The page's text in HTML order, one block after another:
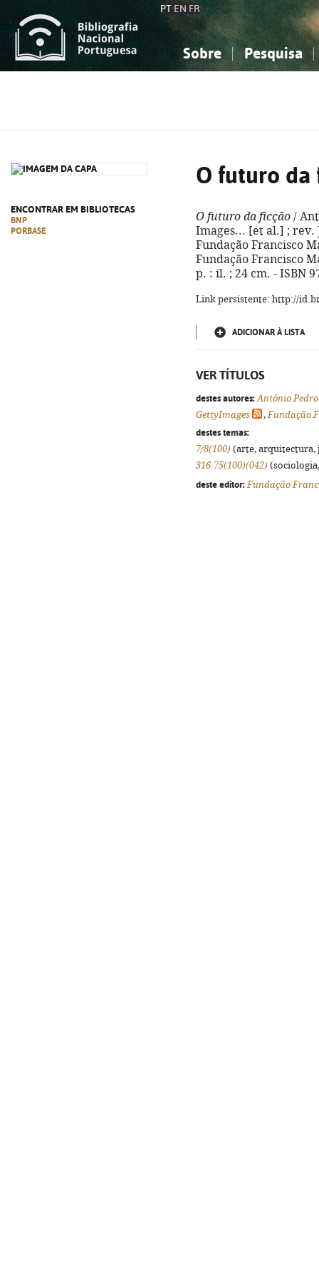
PT EN FR
Sobre Pesquisa
ENCONTRAR EM BIBLIOTECAS
BNP
PORBASE
O futuro da
O futuro da ficção /
Images... [et al.] ; rev.
Fundação Francisco
Fundação Francisco
p. : il. ; 24 cm. - ISBN
Link persistente: http://
ADICIONAR À LISTA
VER TÍTULOS
destes autores: António
GettyImages
,Fundação
destes temas:
7/8(100) (arte, arquitectura,
316.75(100)(042)
deste editor: Fundação